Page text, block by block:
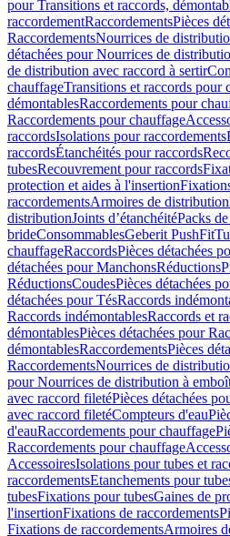
pour Transitions et raccords,
raccordementRaccordementsPièces
RaccordementsNourrices de
détachées pour Nourrices de
de distribution avec raccord à sertir
chauffageTransitions et raccords pour
démontablesRaccordements pour
Raccordements pour chauffage
raccordsIsolations pour raccordements
raccordsÉtanchéités pour raccords
tubesRecouvrement pour raccords
protection et aides à l'insertion
raccordementsArmoires de distribution
distributionJoints d’étanchéitéPacks
brideConsommablesGeberit PushFit
chauffageRaccordsPièces détachées
détachées pour ManchonsRéductions
RéductionsCoudesPièces détachées
détachées pour TésRaccords
Raccords indémontablesRaccords et
démontablesPièces détachées pour
démontablesRaccordementsPièces
RaccordementsNourrices de
pour Nourrices de distribution à
avec raccord filetéPièces détachées
avec raccord filetéCompteurs d'eau
d'eauRaccordements pour chauffage
Raccordements pour chauffage
AccessoiresIsolations pour tubes et
raccordementsEtanchements pour
tubesFixations pour tubesGaines de
l'insertionFixations de raccordements
Fixations de raccordementsArmoires